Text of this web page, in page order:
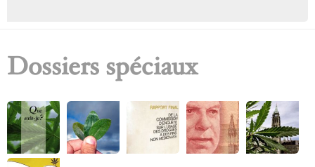
Dossiers spéciaux